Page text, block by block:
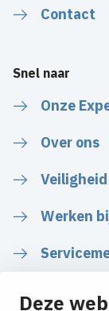
Deze
Contact
Snel naar
Onze
Over ons
Veiligheid
Werken